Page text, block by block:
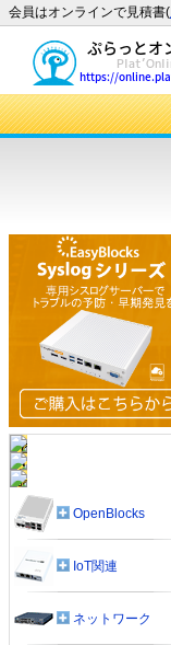
会員はオンラインで見積書(
OpenBlocks
IoT関連
ネットワーク